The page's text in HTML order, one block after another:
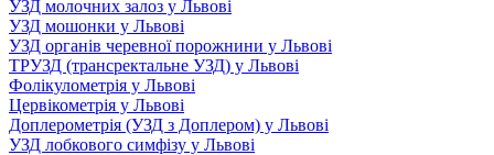
УЗД молочних залоз у Львові
УЗД мошонки у Львові
УЗД органів черевної порожнини у Львові
ТРУЗД (трансректальне УЗД) у Львові
Фолікулометрія у Львові
Цервікометрія у Львові
Доплерометрія (УЗД з Доплером) у Львові
УЗД лобкового симфізу у Львові